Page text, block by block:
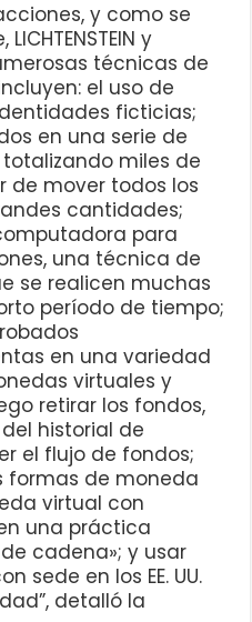
y como se
y
técnicas de
el uso de
ficticias;
en una serie de
miles de
de mover todos los
cantidades;
para
una técnica de
se realicen muchas
período de tiempo;
en una variedad
virtuales y
retirar los fondos,
historial de
el flujo de fondos;
formas de moneda
virtual con
una práctica
cadena»; y usar
sede en los EE. UU.
detalló la